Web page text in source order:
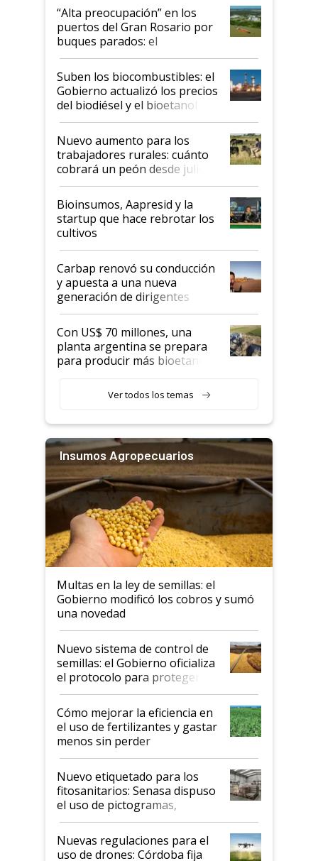
“Alta preocupación” en los
puertos del Gran Rosario por
buques parados: el
funcionamiento de las
exportadoras en tensión tras
la medida de fuerza de los
prácticos
Suben los biocombustibles: el
Gobierno actualizó los precios
del biodiésel y el bioetanol
Nuevo aumento para los
trabajadores rurales: cuánto
cobrará un peón desde julio
Bioinsumos, Aapresid y la
startup que hace rebrotar los
cultivos
Carbap renovó su conducción
y apuesta a una nueva
generación de dirigentes
rurales
Con US$ 70 millones, una
planta argentina se prepara
para producir más bioetanol
Ver todos los temas
Insumos Agropecuarios
Multas en la ley de semillas: el
Gobierno modificó los cobros y sumó
una novedad
Nuevo sistema de control de
semillas: el Gobierno oficializa
el protocolo para proteger la
propiedad intelectual
Cómo mejorar la eficiencia en
el uso de fertilizantes y gastar
menos sin perder
productividad en la campaña
fina
Nuevo etiquetado para los
fitosanitarios: Senasa dispuso
el uso de pictogramas,
palabras de advertencia e
indicaciones
Nuevas regulaciones para el
uso de drones: Córdoba fija